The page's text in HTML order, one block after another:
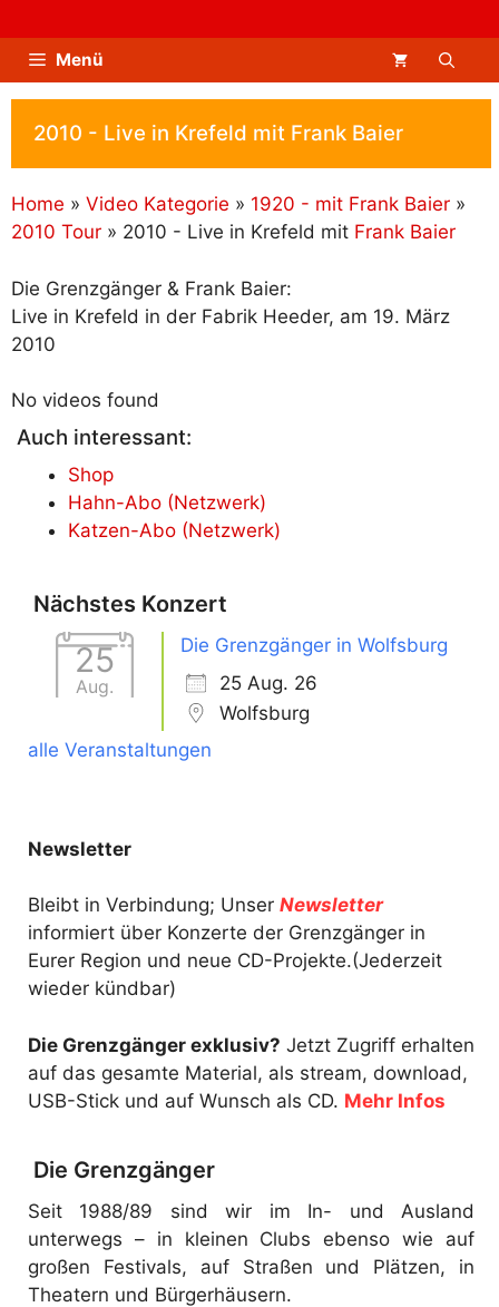
Inhalt
springenMenü
2010 - Live in Krefeld mit Frank Baier
Home » Video Kategorie » 1920 - mit Frank Baier »
2010 Tour » 2010 - Live in Krefeld mit Frank Baier
Die Grenzgänger & Frank Baier:
Live in Krefeld in der Fabrik Heeder, am 19. März
2010
No videos found
Auch interessant:
Shop
Hahn-Abo (Netzwerk)
Katzen-Abo (Netzwerk)
Nächstes Konzert
25
Aug.
Die Grenzgänger in Wolfsburg
25 Aug. 26
Wolfsburg
alle Veranstaltungen
Newsletter
Bleibt in Verbindung; Unser Newsletter
informiert über Konzerte der Grenzgänger in
Eurer Region und neue CD-Projekte.(Jederzeit
wieder kündbar)
Die Grenzgänger exklusiv? Jetzt Zugriff erhalten
auf das gesamte Material, als stream, download,
USB-Stick und auf Wunsch als CD. Mehr Infos
Die Grenzgänger
Seit 1988/89 sind wir im In- und Ausland
unterwegs – in kleinen Clubs ebenso wie auf
großen Festivals, auf Straßen und Plätzen, in
Theatern und Bürgerhäusern.